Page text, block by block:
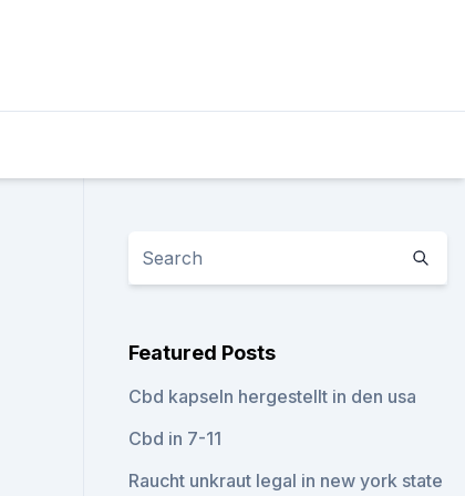
Featured Posts
Cbd kapseln hergestellt in den usa
Cbd in 7-11
Raucht unkraut legal in new york state